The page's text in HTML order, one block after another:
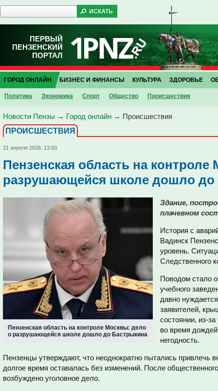
ПЕРВЫЙ
ПЕНЗЕНСКИЙ
ПОРТАЛ
ГОРОД ОНЛАЙН
Политика Экономика Спорт Общество Проиcшествия
БИЗНЕС И ФИНАНСЫ КУЛЬТУРА ЗДОРОВЬЕ
Новости Пензы → Город онлайн → Проиcшествия
ПРОИCШЕСТВИЯ
21 апреля 2026, 13:00
Пензенская область на
разрушающейся школе дошло до
Пензенская область на контроле Москвы: дело
о разрушающейся школе дошло до Бастрыкина
Здание,
плачевном
История с
Вадинск
уровень.
Следственного
Поводом стало
учебного
давно
заявителей,
состоянии, из-
во время
негодность.
Пензенцы утверждают, что неоднократно пытались привлечь
долгое время оставалась без изменений. После
возбуждено уголовное дело.